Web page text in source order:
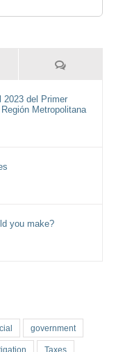
Comentarios
2023 del Primer
Metropolitana
you make?
government
Taxes